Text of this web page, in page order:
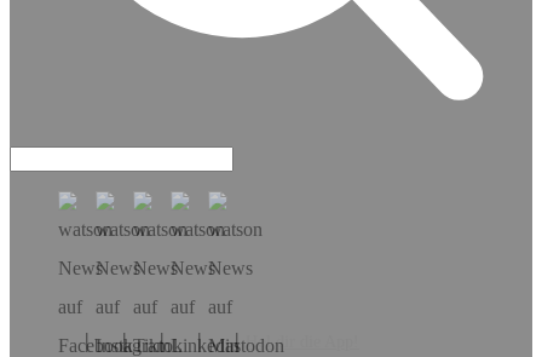
Hol dir die App!